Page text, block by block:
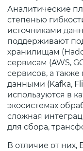
Аналитические
степенью
источниками
поддерживают
хранилищам
сервисам (AWS,
сервисов, а
данными (Kafka,
используются в
экосистемах
сложная
для сбора,
В отличие от